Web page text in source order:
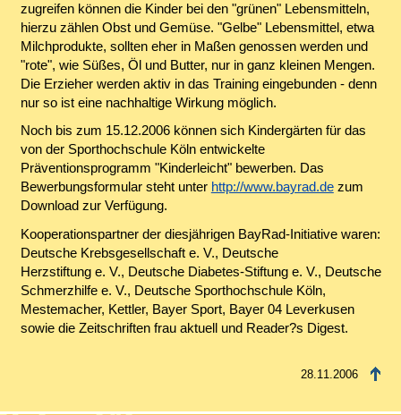
zugreifen können die Kinder bei den "grünen" Lebensmitteln,
hierzu zählen Obst und Gemüse. "Gelbe" Lebensmittel, etwa
Milchprodukte, sollten eher in Maßen genossen werden und
"rote", wie Süßes, Öl und Butter, nur in ganz kleinen Mengen.
Die Erzieher werden aktiv in das Training eingebunden - denn
nur so ist eine nachhaltige Wirkung möglich.
Noch bis zum 15.12.2006 können sich Kindergärten für das
von der Sporthochschule Köln entwickelte
Präventionsprogramm "Kinderleicht" bewerben. Das
Bewerbungsformular steht unter http://www.bayrad.dezum
Downloadzur Verfügung.
Kooperationspartner der diesjährigen BayRad-Initiative waren:
Deutsche Krebsgesellschaft e. V., Deutsche
Herzstiftung e. V., Deutsche Diabetes-Stiftung e. V., Deutsche
Schmerzhilfe e. V., Deutsche Sporthochschule Köln,
Mestemacher, Kettler, Bayer Sport, Bayer 04 Leverkusen
sowie die Zeitschriften frau aktuell und Reader?s Digest.
28.11.2006